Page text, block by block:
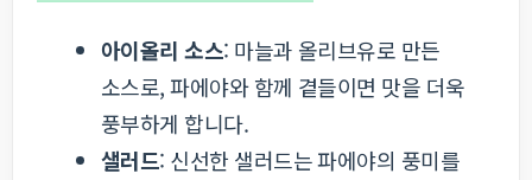
아이올리 소스: 마늘과 올리브유로 만든
소스로, 파에야와 함께 곁들이면 맛을 더욱
풍부하게 합니다.
샐러드: 신선한 샐러드는 파에야의 풍미를